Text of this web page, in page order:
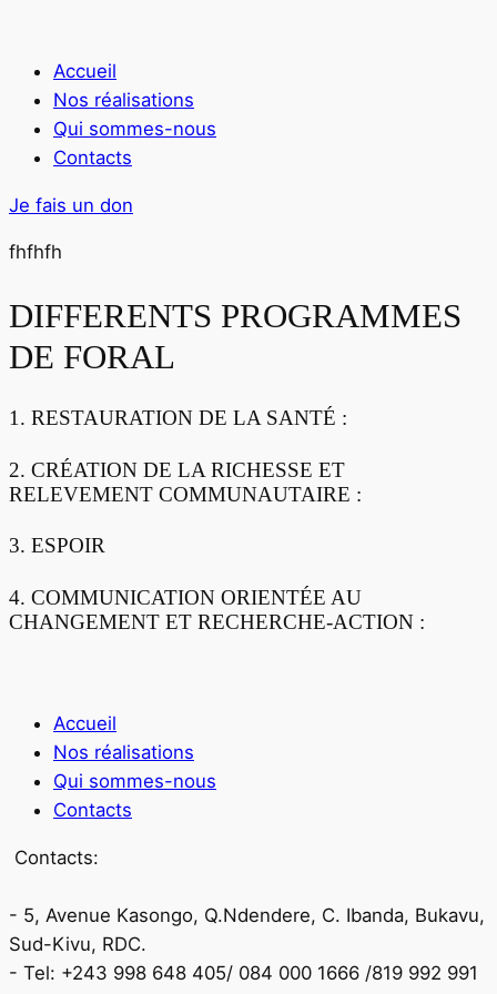
Accueil
Nos réalisations
Qui sommes-nous
Contacts
Je fais un don
fhfhfh
DIFFERENTS PROGRAMMES
DE FORAL
1. RESTAURATION DE LA SANTÉ :
2. CRÉATION DE LA RICHESSE ET
RELEVEMENT COMMUNAUTAIRE :
3. ESPOIR
4. COMMUNICATION ORIENTÉE AU
CHANGEMENT ET RECHERCHE-ACTION :
Accueil
Nos réalisations
Qui sommes-nous
Contacts
Contacts:
- 5, Avenue Kasongo, Q.Ndendere, C. Ibanda, Bukavu,
Sud-Kivu, RDC.
- Tel: +243 998 648 405/ 084 000 1666 /819 992 991